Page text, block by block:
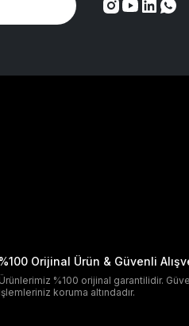
%100 Orijinal Ürün & Güvenli
Ürünlerimiz %100 orijinal garantilidir.
işlemleriniz koruma altındadır.